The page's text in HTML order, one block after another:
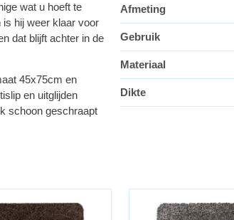
wat u hoeft te
is hij weer klaar voor
dat blijft achter in de
45x75cm en
en uitglijden
schoon geschraapt
Afmeting
Gebruik
Materiaal
Dikte